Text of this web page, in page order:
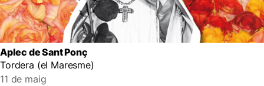
Aplec de Sant Ponç
Tordera (el Maresme)
11 de maig